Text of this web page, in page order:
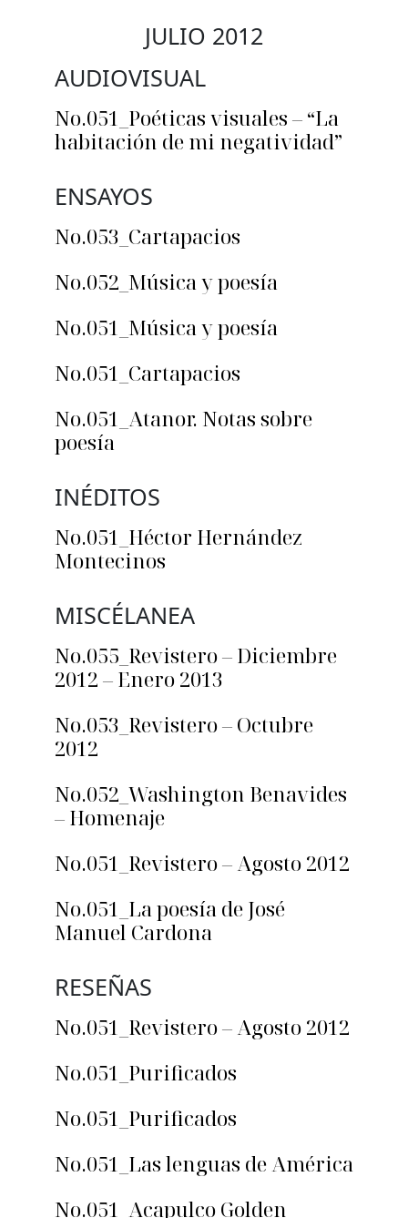
JULIO 2012
AUDIOVISUAL
No.051_Poéticas visuales – “La
habitación de mi negatividad”
ENSAYOS
No.053_Cartapacios
No.052_Música y poesía
No.051_Música y poesía
No.051_Cartapacios
No.051_Atanor. Notas sobre
poesía
INÉDITOS
No.051_Héctor Hernández
Montecinos
MISCÉLANEA
No.055_Revistero – Diciembre
2012 – Enero 2013
No.053_Revistero – Octubre
2012
No.052_Washington Benavides
– Homenaje
No.051_Revistero – Agosto 2012
No.051_La poesía de José
Manuel Cardona
RESEÑAS
No.051_Revistero – Agosto 2012
No.051_Purificados
No.051_Purificados
No.051_Las lenguas de América
No.051_Acapulco Golden